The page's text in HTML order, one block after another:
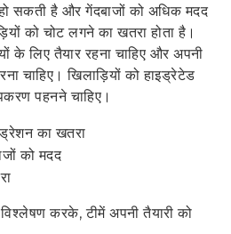
हो सकती है और गेंदबाजों को अधिक मदद
को चोट लगने का खतरा होता है।
के लिए तैयार रहना चाहिए और अपनी
चाहिए। खिलाड़ियों को हाइड्रेटेड
पहनने चाहिए।
का खतरा
को मदद
करके, टीमें अपनी तैयारी को